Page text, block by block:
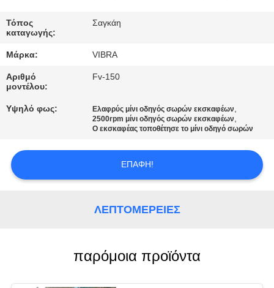
ΠΟΙΟΤΙΚΌΣ
ΈΛΕΓΧΟΣ
ΜΑΣ
ΕΠΑΦΉ
ΜΕ
ΠΕΡΙΠΤΏΣΕΙΣ
Τόπος
καταγωγής:
Σαγκάη
Μάρκα: VIBRA
Αριθμό
μοντέλου:
Fv-150
Υψηλό φως: Ελαφρύς μίνι οδηγός σωρών εκσκαφέων,
2500rpm μίνι οδηγός σωρών εκσκαφέων,
Ο εκσκαφέας τοποθέτησε το μίνι οδηγό σωρών
ΕΠΑΦΉ!
ΛΕΠΤΟΜΈΡΕΙΕΣ
παρόμοια προϊόντα